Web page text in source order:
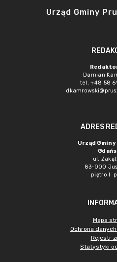
Urząd Gminy
Damian
tel. +48 58
ADRES
Urząd
ul.
83-000
piętro I
Mapa
Ochrona
Rejestr
Statystyki